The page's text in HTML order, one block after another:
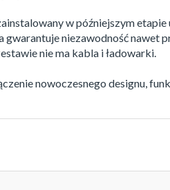
w późniejszym
gwarantuje niezawodność
nie ma kabla i ładowarki.
nowoczesnego designu,